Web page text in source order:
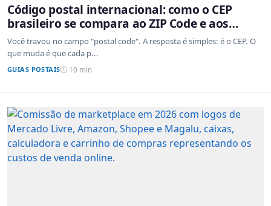
Código postal internacional: como o CEP
brasileiro se compara ao ZIP Code e aos
sistemas de outros países
Você travou no campo "postal code". A resposta é simples: é o CEP. O
que muda é que cada p...
GUIAS POSTAIS 10 min